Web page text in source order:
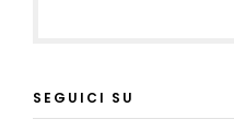
SEGUICI SU